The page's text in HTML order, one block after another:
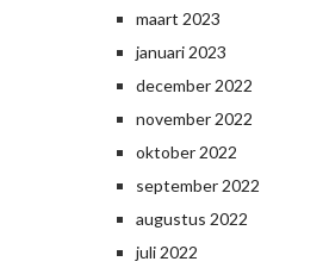
maart 2023
januari 2023
december 2022
november 2022
oktober 2022
september 2022
augustus 2022
juli 2022